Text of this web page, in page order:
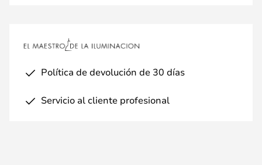
Política de devolución de 30 días
Servicio al cliente profesional